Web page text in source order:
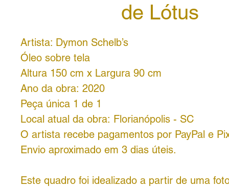
de Lótus
Artista: Dymon Schelb’s
Óleo sobre tela
Altura 150 cm x Largura 90 cm
Ano da obra: 2020
Peça única 1 de 1
Local atual da obra: Florianópolis - SC
O artista recebe pagamentos por PayPal e
Envio aproximado em 3 dias úteis.
Este quadro foi idealizado a partir de uma